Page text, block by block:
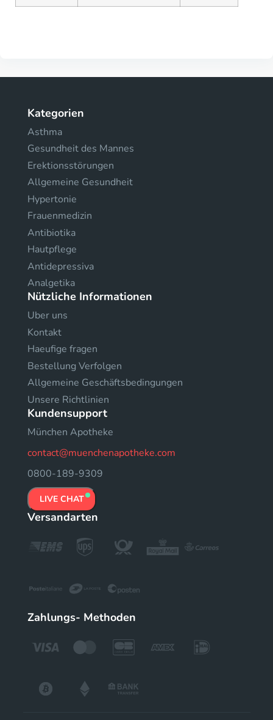
Kategorien
Asthma
Gesundheit des Mannes
Erektionsstörungen
Allgemeine Gesundheit
Hypertonie
Frauenmedizin
Antibiotika
Hautpflege
Antidepressiva
Analgetika
Nützliche Informationen
Uber uns
Kontakt
Haeufige fragen
Bestellung Verfolgen
Allgemeine Geschäftsbedingungen
Unsere Richtlinien
Kundensupport
München Apotheke
contact@muenchenapotheke.com
0800-189-9309
LIVE CHAT
Versandarten
Zahlungs- Methoden